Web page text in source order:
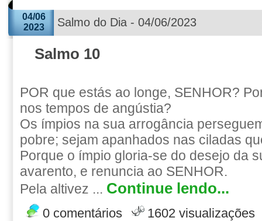
04/06
2023
Salmo do Dia - 04/06/2023
Salmo 10
POR que estás ao longe, SENHOR?
nos tempos de angústia?
Os ímpios na sua arrogância
pobre; sejam apanhados nas ciladas
Porque o ímpio gloria-se do desejo da
avarento, e renuncia ao SENHOR.
Pela altivez ... Continue lendo...
0 comentários 1602 visualizações